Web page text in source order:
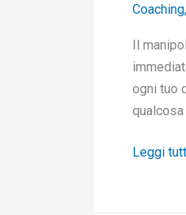
Coaching,
Il
ogni tuo
qualcosa
concede
Leggi